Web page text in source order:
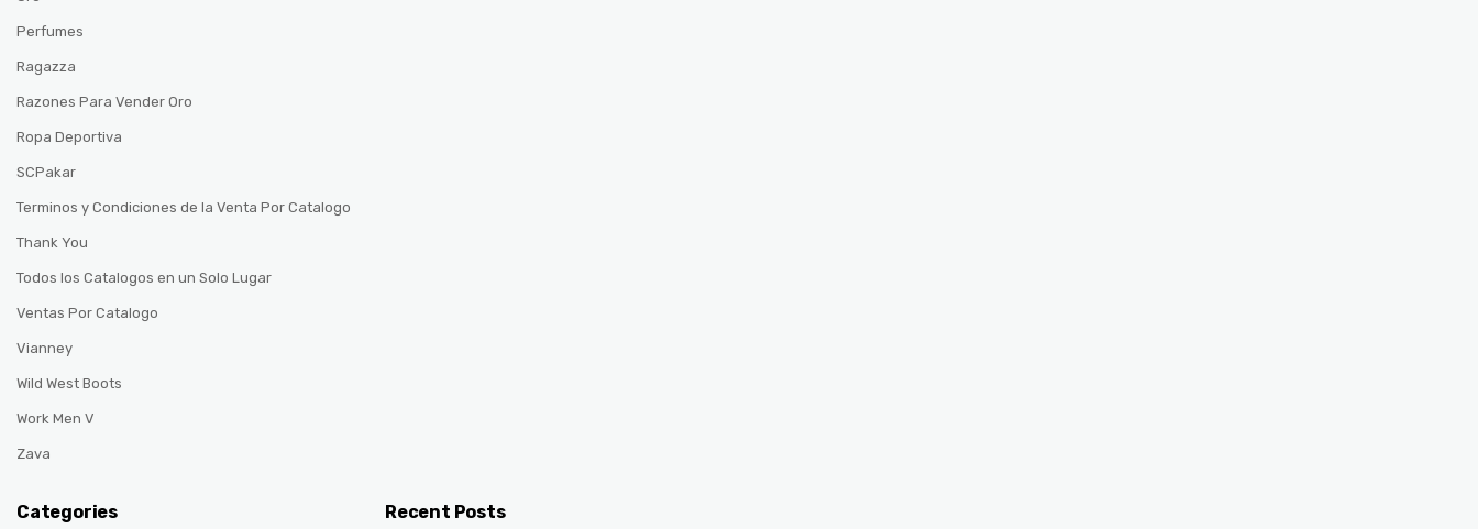
Perfumes
Ragazza
Razones Para Vender Oro
Ropa Deportiva
SCPakar
Terminos y Condiciones de la Venta Por Catalogo
Thank You
Todos los Catalogos en un Solo Lugar
Ventas Por Catalogo
Vianney
Wild West Boots
Work Men V
Zava
Categories Recent Posts